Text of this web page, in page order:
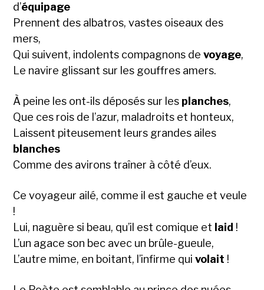
d’équipage
Prennent des albatros, vastes oiseaux des
mers,
Qui suivent, indolents compagnons devoyage,
Le navire glissant sur les gouffres amers.
À peine les ont-ils déposés sur les planches,
Que ces rois de l’azur, maladroits et honteux,
Laissent piteusement leurs grandes ailes
blanches
Comme des avirons traîner à côté d’eux.
Ce voyageur ailé, comme il est gauche et veule
!
Lui, naguère si beau, qu’il est comique et laid !
L’un agace son bec avec un brûle-gueule,
L’autre mime, en boitant, l’infirme quivolait !